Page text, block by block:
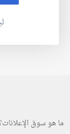
ما هو سوق